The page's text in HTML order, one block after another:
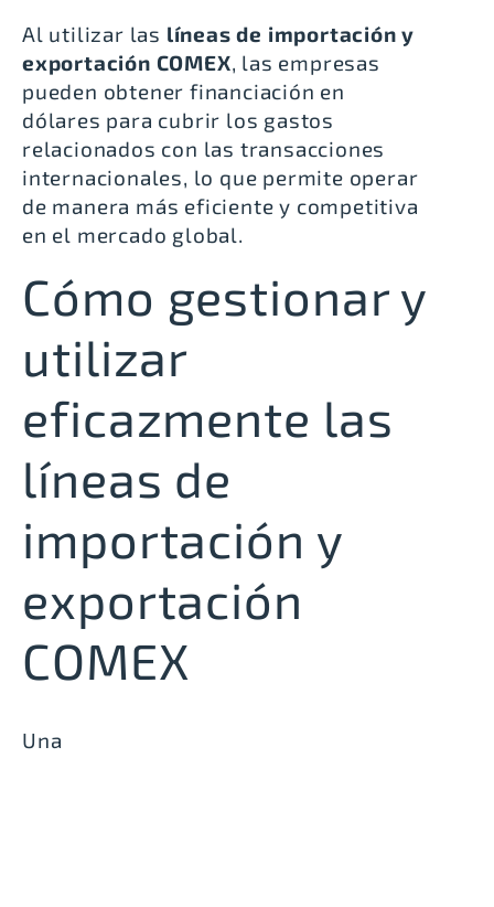
Al utilizar las líneas de importación y
exportación COMEX, las empresas
pueden obtener financiación en
dólares para cubrir los gastos
relacionados con las transacciones
internacionales, lo que permite operar
de manera más eficiente y competitiva
en el mercado global.
Cómo gestionar y
utilizar
eficazmente las
líneas de
importación y
exportación
COMEX
Una